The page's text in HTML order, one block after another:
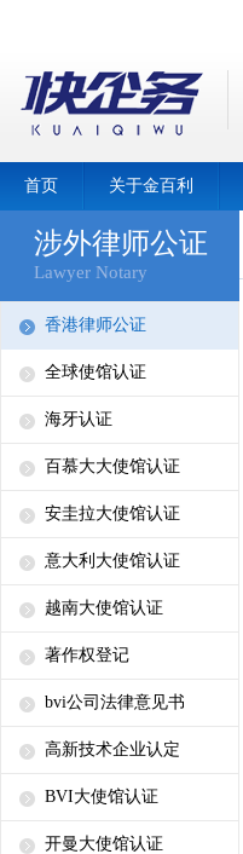
首页 关于金百利
涉外律师公证
Lawyer Notary
香港律师公证
全球使馆认证
海牙认证
百慕大大使馆认证
安圭拉大使馆认证
意大利大使馆认证
越南大使馆认证
著作权登记
bvi公司法律意见书
高新技术企业认定
BVI大使馆认证
开曼大使馆认证